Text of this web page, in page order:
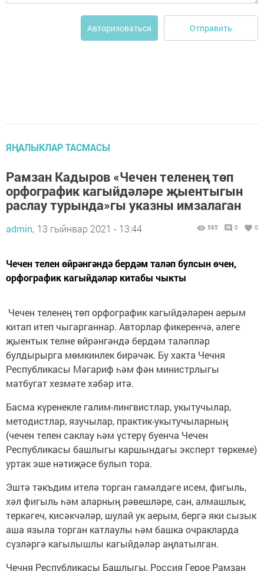
Авторизоваться Отправить
ЯҢАЛЫКЛАР ТАСМАСЫ
Рамзан Кадыров «Чечен теленең төп
орфографик кагыйдәләре җыентыгын
раслау турында»гы указны имзалаган
admin, 13 гыйнвар 2021 - 13:44 585 0 0
Чечен телен өйрәнгәндә бердәм таләп булсын өчен,
орфографик кагыйдәләр китабы чыкты
Чечен теленең төп орфографик кагыйдәләрен аерым
китап итеп чыгарганнар. Авторлар фикеренчә, әлеге
җыентык телне өйрәнгәндә бердәм таләпләр
булдырырга мөмкинлек бирәчәк. Бу хакта Чечня
Республикасы Мәгариф һәм фән министрлыгы
матбугат хезмәте хәбәр итә.
Басма күренекле галим-лингвистлар, укытучылар,
методистлар, язучылар, практик-укытучыларның
(чечен телен саклау һәм үстерү буенча Чечен
Республикасы башлыгы каршындагы эксперт төркеме)
уртак эше нәтиҗәсе булып тора.
Эштә тәкъдим ителә торган гамәлдәге исем, фигыль,
хәл фигыль һәм аларның рәвешләре, сан, алмашлык,
теркәгеч, кисәкчәләр, шулай ук аерым, бергә яки сызык
аша языла торган катлаулы һәм башка очракларда
сүзләргә кагылышлы кагыйдәләр аңлатылган.
Чечня Республикасы Башлыгы, Россия Герое Рамзан